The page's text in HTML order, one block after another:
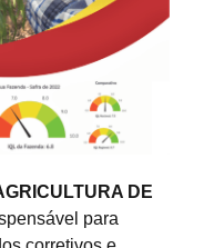
DE
para